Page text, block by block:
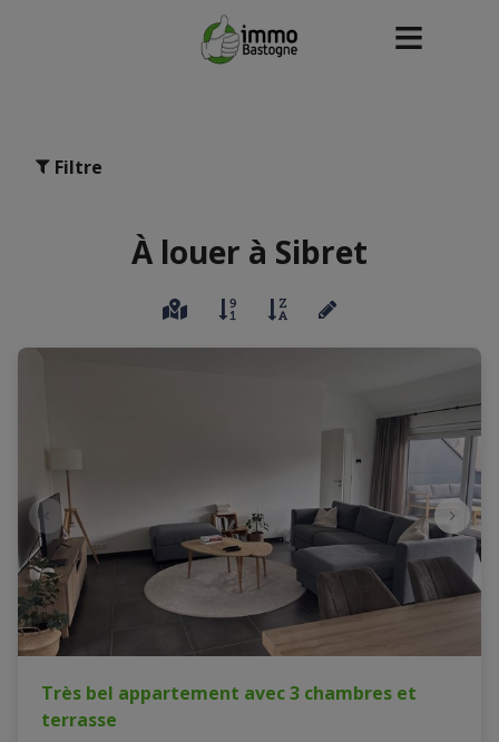
Filtre
À louer à Sibret
Très bel appartement avec 3 chambres et
terrasse